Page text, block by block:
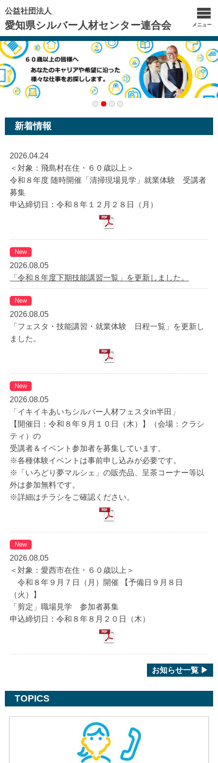
公益社団法人
愛知県シルバー人材センター連合会 メニュー
新着情報
2026.04.24
＜対象：飛島村在住・６０歳以上＞
令和８年度 随時開催「清掃現場見学」就業体験 受講者
募集
申込締切日：令和８年１２月２８日（月）
New
2026.08.05
「令和８年度下期技能講習一覧」を更新しました。
New
2026.08.05
「フェスタ・技能講習・就業体験 日程一覧」を更新し
ました。
New
2026.08.05
「イキイキあいちシルバー人材フェスタin半田」
【開催日：令和８年９月１０日（木）】（会場：クラシ
ティ）の
受講者＆イベント参加者を募集しています。
※各種体験イベントは事前申し込みが必要です。
※「いろどり夢マルシェ」の販売品、呈茶コーナー等以
外は参加無料です。
※詳細はチラシをご確認ください。
New
2026.08.05
＜対象：愛西市在住・６０歳以上＞
令和８年９月７日（月）開催 【予備日９月８日
（火）】
「剪定」職場見学 参加者募集
申込締切日：令和８年８月２０日（木）
お知らせ一覧 ▶
TOPICS